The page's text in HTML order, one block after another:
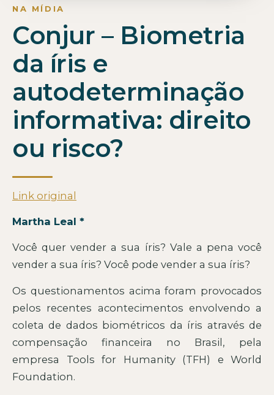
Conjur – Biometria
da íris e
autodeterminação
informativa: direito
ou risco?
Link original
Martha Leal *
Você quer vender a sua íris? Vale a pena você
vender a sua íris? Você pode vender a sua íris?
Os questionamentos acima foram provocados
pelos recentes acontecimentos envolvendo a
coleta de dados biométricos da íris através de
compensação financeira no Brasil, pela
empresa Tools for Humanity (TFH) e World
Foundation.